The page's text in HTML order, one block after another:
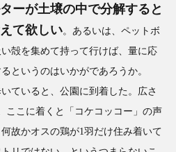
ーが土壌の中で分解すると
て欲しい。あるいは、ペットボ
殻を集めて持って行けば、量に応
というのはいかがであろうか。
ていると、公園に到着した。広さ
ここに着くと「コケコッコー」の声
故かオスの鶏が1羽だけ住み着いて